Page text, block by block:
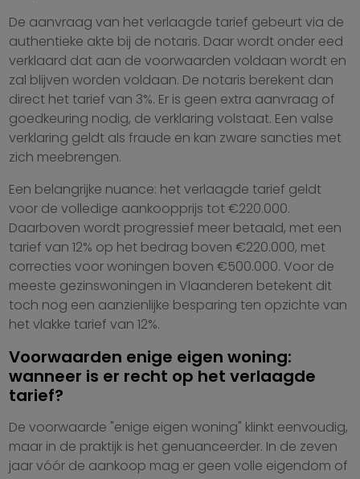
De aanvraag van het verlaagde tarief gebeurt via de
authentieke akte bij de notaris. Daar wordt onder eed
verklaard dat aan de voorwaarden voldaan wordt en
zal blijven worden voldaan. De notaris berekent dan
direct het tarief van 3%. Er is geen extra aanvraag of
goedkeuring nodig, de verklaring volstaat. Een valse
verklaring geldt als fraude en kan zware sancties met
zich meebrengen.
Een belangrijke nuance: het verlaagde tarief geldt
voor de volledige aankoopprijs tot €220.000.
Daarboven wordt progressief meer betaald, met een
tarief van 12% op het bedrag boven €220.000, met
correcties voor woningen boven €500.000. Voor de
meeste gezinswoningen in Vlaanderen betekent dit
toch nog een aanzienlijke besparing ten opzichte van
het vlakke tarief van 12%.
Voorwaarden enige eigen woning:
wanneer is er recht op het verlaagde
tarief?
De voorwaarde "enige eigen woning" klinkt eenvoudig,
maar in de praktijk is het genuanceerder. In de zeven
jaar vóór de aankoop mag er geen volle eigendom of